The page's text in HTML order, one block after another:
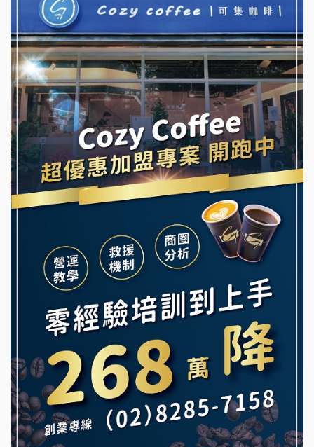
潮鍋癮加盟說明會
蓁伙烤倆吃加盟說明會
霏等茶加盟說明會
早安山丘加盟說明會
冰封仙果加盟說明會
Ramble Café 漫步藍咖啡加盟說明會
微風亭鐵板燒加盟說明會
鮮茶道加盟說明會
【曉妍美妝】誠徵行政櫃檯
自助洗衣店誠徵代洗收送人員(台中市)
MUSHEN徵SPA美容芳療師
日十。早午食加盟說明會
冬城門加盟說明會
拾鑶火鍋加盟說明會
阿性情趣無人販售所加盟明會
龍涎居好湯加盟說明會
舒油頭加盟說明會
韓金量加盟說明會
Mr.Wish加盟說明會
白鬍泡泡 BOHO POPO加盟說明會
雞咕雞咕加盟說明會
TEA TOP加盟說明會
珍好味臭臭鍋加盟說明會
藍象廷泰式火鍋加盟說明會